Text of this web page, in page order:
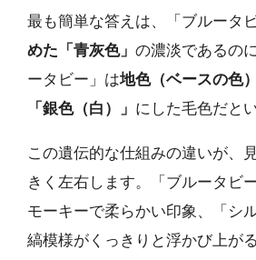
最も簡単な答えは、「ブルータ
めた「青灰色」 の濃淡であるの
ータビー」は地色（ベースの色
「銀色（白）」 にした毛色だと
この遺伝的な仕組みの違いが、
きく左右します。「ブルータビ
モーキーで柔らかい印象、「シ
縞模様がくっきりと浮かび上が